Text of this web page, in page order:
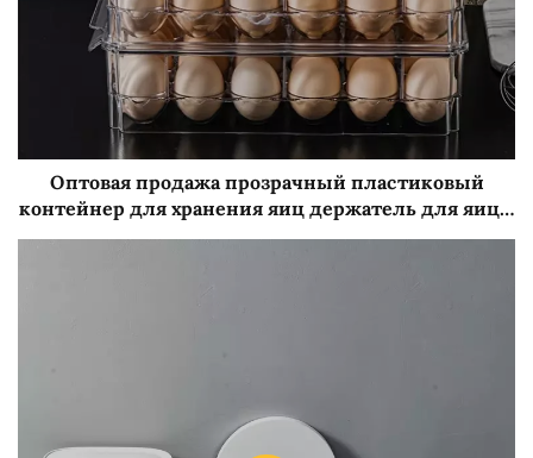
Оптовая продажа прозрачный пластиковый
контейнер для хранения яиц держатель для яиц с
крышкой